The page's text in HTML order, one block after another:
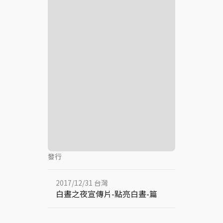
發行
2017/12/31 台灣
白晝之夜宣傳片-點亮白晝-篇